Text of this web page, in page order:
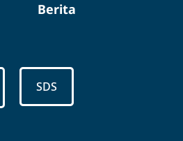
Berita
SDS